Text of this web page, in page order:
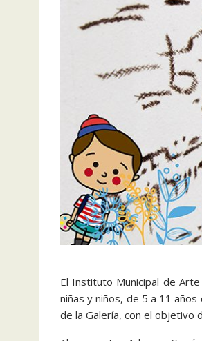
El Instituto Municipal de
niñas y niños, de 5 a 11
de la Galería, con el objetivo